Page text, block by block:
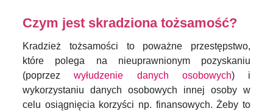
Czym jest skradziona tożsamość?
Kradzież tożsamości to poważne przestępstwo,
które polega na nieuprawnionym pozyskaniu
(poprzezwyłudzenie danych osobowych) i
wykorzystaniu danych osobowych innej osoby w
celu osiągnięcia korzyści np. finansowych. Żeby to